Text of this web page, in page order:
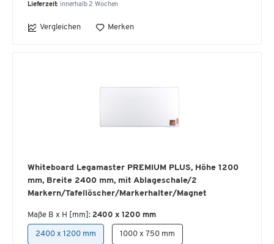
Lieferzeit: innerhalb 2 Wochen
Vergleichen Merken
Whiteboard Legamaster PREMIUM PLUS, Höhe 1200
mm, Breite 2400 mm, mit Ablageschale/2
Markern/Tafellöscher/Markerhalter/Magnet
Maße B x H [mm]: 2400 x 1200 mm
2400 x 1200 mm 1000 x 750 mm